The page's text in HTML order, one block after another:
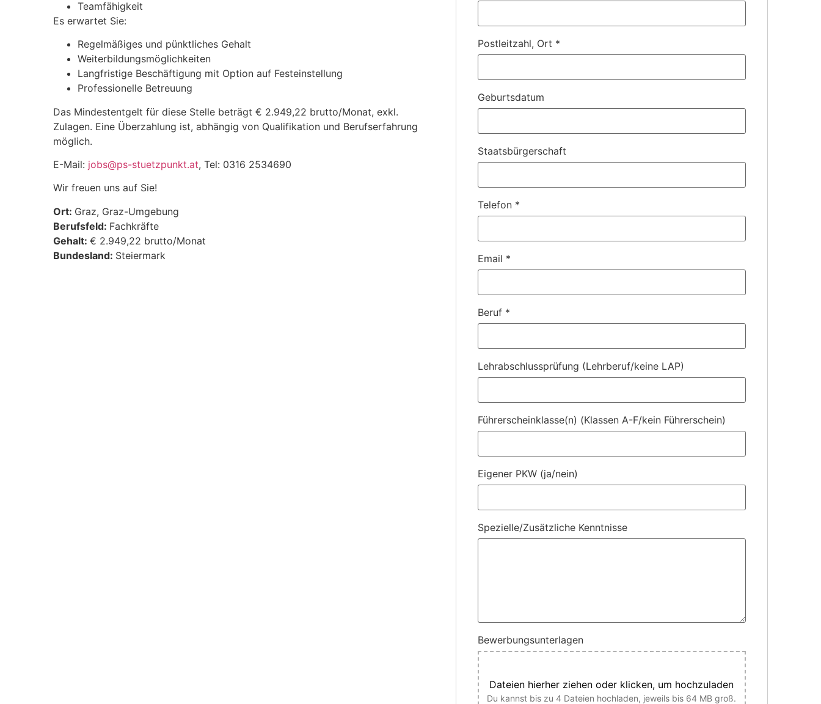
Teamfähigkeit
Es erwartet Sie:
Regelmäßiges und pünktliches Gehalt
Weiterbildungsmöglichkeiten
Langfristige Beschäftigung mit Option auf Festeinstellung
Professionelle Betreuung
Das Mindestentgelt für diese Stelle beträgt € 2.949,22 brutto/Monat, exkl.
Zulagen. Eine Überzahlung ist, abhängig von Qualifikation und Berufserfahrung
möglich.
E-Mail: jobs@ps-stuetzpunkt.at, Tel: 0316 2534690
Wir freuen uns auf Sie!
Ort: Graz Graz-Umgebung
Berufsfeld: Fachkräfte
Gehalt: € 2.949,22 brutto/Monat
Bundesland: Steiermark
Postleitzahl, Ort *
Geburtsdatum
Staatsbürgerschaft
Telefon *
Email *
Beruf *
Lehrabschlussprüfung (Lehrberuf/keine LAP)
Führerscheinklasse(n) (Klassen A-F/kein Führerschein)
Eigener PKW (ja/nein)
Spezielle/Zusätzliche Kenntnisse
Bewerbungsunterlagen
Dateien hierher ziehen oder klicken, um hochzuladen
Du kannst bis zu 4 Dateien hochladen, jeweils bis 64 MB groß.